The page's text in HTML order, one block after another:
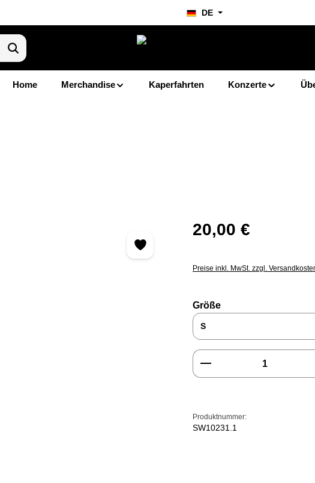
DE
Home Merchandise Kaperfahrten Konzerte
Regulärer Preis:
20,00 €
Preise inkl. MwSt. zzgl.
Größeauswählen
Produkt Anzahl:
Produktnummer:
SW10231.1